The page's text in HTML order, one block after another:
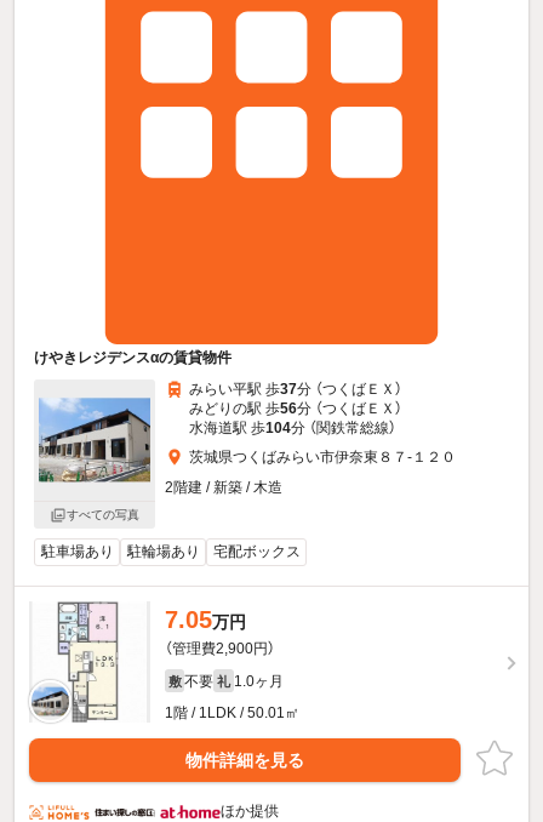
けやきレジデンスαの賃貸物件
すべての写真
みらい平駅 歩37分 （つくばＥＸ）
みどりの駅 歩56分 （つくばＥＸ）
水海道駅 歩104分 （関鉄常総線）
茨城県つくばみらい市伊奈東８７-１２０
2階建 / 新築 / 木造
駐車場あり 駐輪場あり 宅配ボックス
7.05万円
（管理費2,900円）
敷 不要 礼 1.0ヶ月
1階 / 1LDK / 50.01㎡
物件詳細を見る
ほか提供